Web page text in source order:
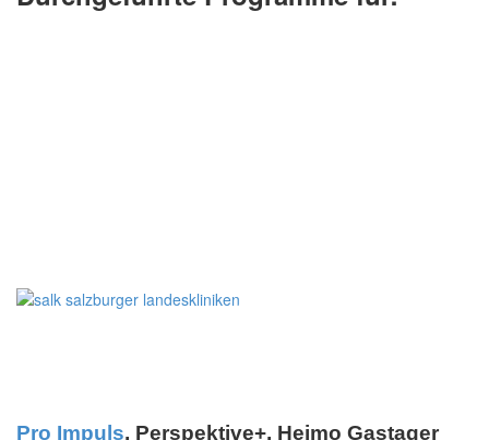
Pro Impuls, Perspektive+, Heimo Gastager